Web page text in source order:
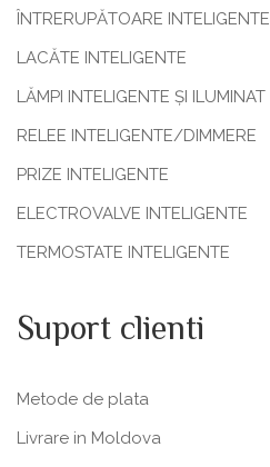
ÎNTRERUPĂTOARE INTELIGENTE
LACĂTE INTELIGENTE
LĂMPI INTELIGENTE ȘI ILUMINAT
RELEE INTELIGENTE/DIMMERE
PRIZE INTELIGENTE
ELECTROVALVE INTELIGENTE
TERMOSTATE INTELIGENTE
Suport clienti
Metode de plata
Livrare in Moldova